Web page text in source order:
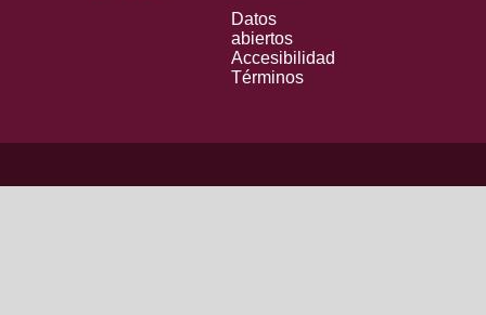
Datos
abiertos
Accesibilidad
Términos